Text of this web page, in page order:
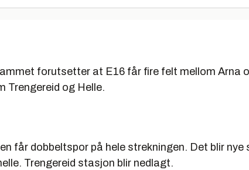
forutsetter at E16 får fire felt mellom Arna
Trengereid og Helle.
får dobbeltspor på hele strekningen. Det blir nye
Trengereid stasjon blir nedlagt.